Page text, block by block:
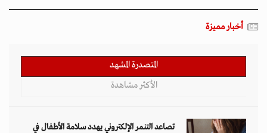
أخبار مميزة
المتصدرة المشهد
الأكثر مشاهدة
تصاعد التنمر الإلكتروني يهدد سلامة الأطفال في